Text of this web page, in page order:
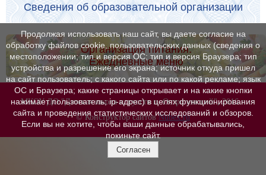
Сведения об образовательной организации
Организация питания.
Ежедневные меню
МКОУ ДО "Детская школа искусств п. Остроленский", 2016 г.
© Конструктор сайтовNubex.ru
Продолжая использовать наш сайт, вы даете согласие на
обработку файлов cookie, пользовательских данных (сведения о
местоположении; тип и версия ОС; тип и версия Браузера; тип
устройства и разрешение его экрана; источник откуда пришел
на сайт пользователь; с какого сайта или по какой рекламе; язык
ОС и Браузера; какие страницы открывает и на какие кнопки
нажимает пользователь; ip-адрес) в целях функционирования
сайта и проведения статистических исследований и обзоров.
Если вы не хотите, чтобы ваши данные обрабатывались,
покиньте сайт.
Согласен